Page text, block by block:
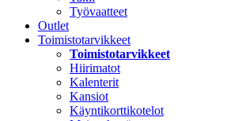
Työvaatteet
Outlet
Toimistotarvikkeet
Toimistotarvikkeet
Hiirimatot
Kalenterit
Kansiot
Käyntikorttikotelot